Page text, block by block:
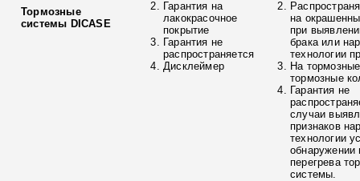
Тормозные
системы DICASE
Гарантия на
лакокрасочное
покрытие
Гарантия не
распространяется
Дисклеймер
на
при
брака или
технологии
На
тормозные
Гарантия не
случаи
признаков
технологии
обнаружении
перегрева
системы.